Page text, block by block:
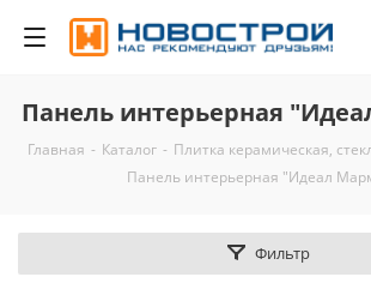
Панель интерьерная
Главная - Каталог - Плитка керамическая,
Панель интерьерная "Идеал
Фильтр